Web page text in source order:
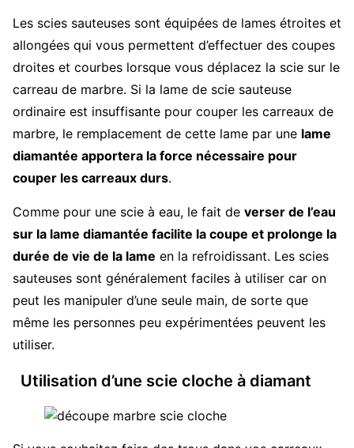
Les scies sauteuses sont équipées de lames étroites et
allongées qui vous permettent d’effectuer des coupes
droites et courbes lorsque vous déplacez la scie sur le
carreau de marbre. Si la lame de scie sauteuse
ordinaire est insuffisante pour couper les carreaux de
marbre, le remplacement de cette lame par une lame
diamantée apportera la force nécessaire pour
couper les carreaux durs.
Comme pour une scie à eau, le fait de verser de l’eau
sur la lame diamantée facilite la coupe et prolonge la
durée de vie de la lame en la refroidissant. Les scies
sauteuses sont généralement faciles à utiliser car on
peut les manipuler d’une seule main, de sorte que
même les personnes peu expérimentées peuvent les
utiliser.
Utilisation d’une scie cloche à diamant